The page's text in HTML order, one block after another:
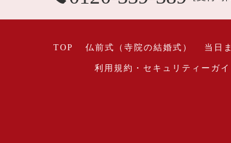
TOP 仏前式（寺院の結婚式） 当日
利用規約・セキュリティーガ